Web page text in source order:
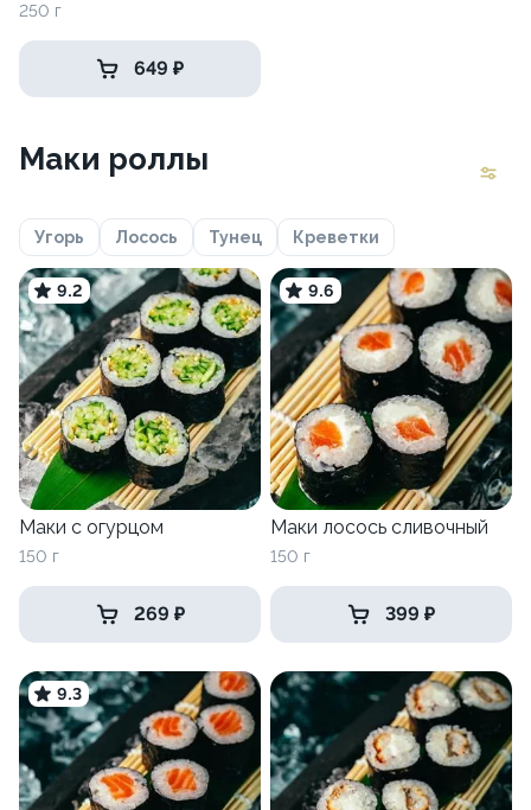
250 г
649 ₽
Маки роллы
Угорь Лосось Тунец Креветки
9.2
Маки с огурцом
150 г
269 ₽
9.6
Маки лосось сливочный
150 г
399 ₽
9.3